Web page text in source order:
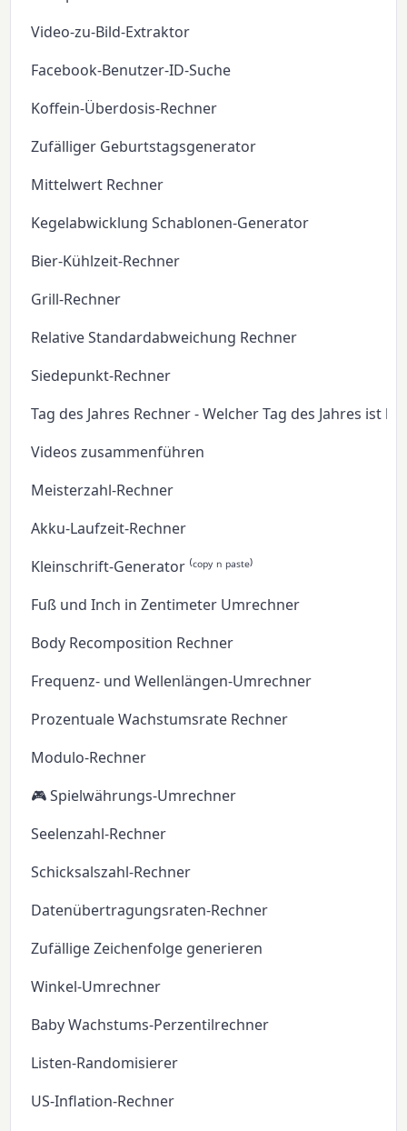
Video-zu-Bild-Extraktor
Facebook-Benutzer-ID-Suche
Koffein-Überdosis-Rechner
Zufälliger Geburtstagsgenerator
Mittelwert Rechner
Kegelabwicklung Schablonen-Generator
Bier-Kühlzeit-Rechner
Grill-Rechner
Relative Standardabweichung Rechner
Siedepunkt-Rechner
Tag des Jahres Rechner - Welcher Tag des Jahres ist
Videos zusammenführen
Meisterzahl-Rechner
Akku-Laufzeit-Rechner
Kleinschrift-Generator ⁽ᶜᵒᵖʸ ⁿ ᵖᵃˢᵗᵉ⁾
Fuß und Inch in Zentimeter Umrechner
Body Recomposition Rechner
Frequenz- und Wellenlängen-Umrechner
Prozentuale Wachstumsrate Rechner
Modulo-Rechner
🎮 Spielwährungs-Umrechner
Seelenzahl-Rechner
Schicksalszahl-Rechner
Datenübertragungsraten-Rechner
Zufällige Zeichenfolge generieren
Winkel-Umrechner
Baby Wachstums-Perzentilrechner
Listen-Randomisierer
US-Inflation-Rechner